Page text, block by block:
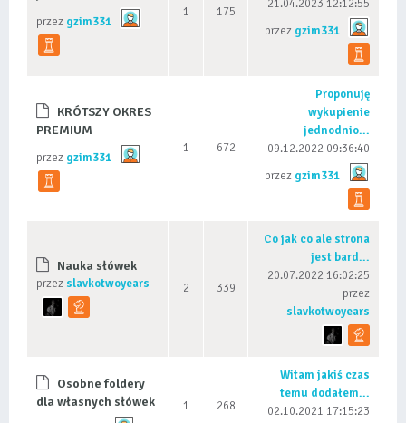
przez gzim331
1 175
21.04.2023 12:12:55
przez gzim331
KRÓTSZY OKRES
PREMIUM
przez gzim331
1 672
Proponuję
wykupienie
jednodnio...
09.12.2022 09:36:40
przez gzim331
Nauka słówek
przez slavkotwoyears 2 339
Co jak co ale strona
jest bard...
20.07.2022 16:02:25
przez
slavkotwoyears
Osobne foldery
dla własnych słówek
1 268
Witam jakiś czas
temu dodałem...
02.10.2021 17:15:23